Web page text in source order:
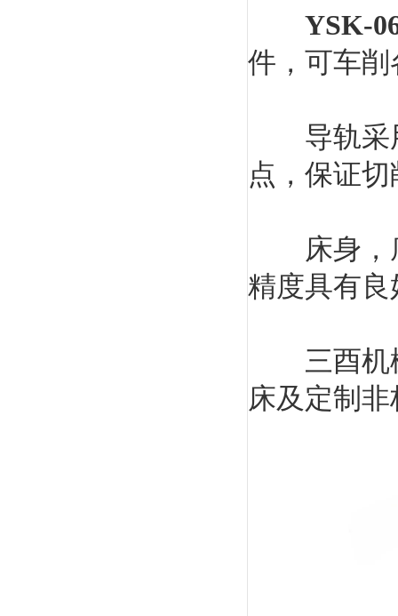
YSK-
件，可车
导轨采用
点，保证
床身，底
精度具有
三酉机械
床及定制